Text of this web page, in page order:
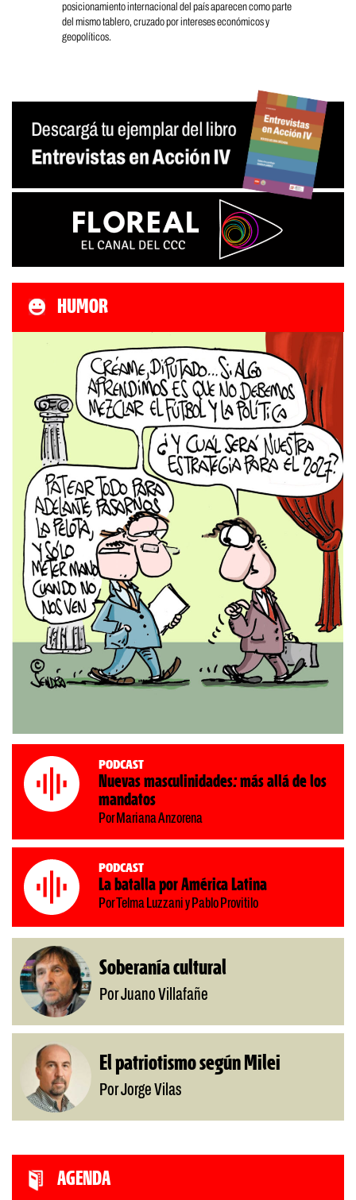
posicionamiento internacional del país aparecen como parte
del mismo tablero, cruzado por intereses económicos y
geopolíticos.
HUMOR
Podcast
Nuevas masculinidades: más allá de los
mandatos
Por Mariana Anzorena
Podcast
La batalla por América Latina
Por Telma Luzzani y Pablo Provitilo
Soberanía cultural
Por Juano Villafañe
El patriotismo según Milei
Por Jorge Vilas
AGENDA